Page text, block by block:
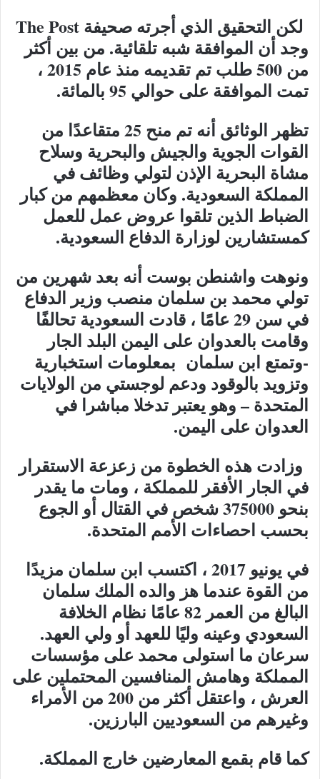
لكن التحقيق الذي أجرته صحيفة The Post
وجد أن الموافقة شبه تلقائية. من بين أكثر
من 500 طلب تم تقديمه منذ عام 2015 ،
تمت الموافقة على حوالي 95 بالمائة.
تظهر الوثائق أنه تم منح 25 متقاعدًا من
القوات الجوية والجيش والبحرية وسلاح
مشاة البحرية الإذن لتولي وظائف في
المملكة السعودية. وكان معظمهم من كبار
الضباط الذين تلقوا عروض عمل للعمل
كمستشارين لوزارة الدفاع السعودية.
ونوهت واشنطن بوست أنه بعد شهرين من
تولي محمد بن سلمان منصب وزير الدفاع
في سن 29 عامًا ، قادت السعودية تحالفًا
وقامت بالعدوان على اليمن البلد الجار
-وتمتع ابن سلمان بمعلومات استخبارية
وتزويد بالوقود ودعم لوجستي من الولايات
المتحدة – وهو يعتبر تدخلا مباشرا في
العدوان على اليمن.
وزادت هذه الخطوة من زعزعة الاستقرار
في الجار الأفقر للمملكة ، ومات ما يقدر
بنحو 375000 شخص في القتال أو الجوع
بحسب احصاءات الأمم المتحدة.
في يونيو 2017 ، اكتسب ابن سلمان مزيدًا
من القوة عندما هز والده الملك سلمان
البالغ من العمر 82 عامًا نظام الخلافة
السعودي وعينه وليًا للعهد أو ولي العهد.
سرعان ما استولى محمد على مؤسسات
المملكة وهامش المنافسين المحتملين على
العرش ، واعتقل أكثر من 200 من الأمراء
وغيرهم من السعوديين البارزين.
كما قام بقمع المعارضين خارج المملكة.